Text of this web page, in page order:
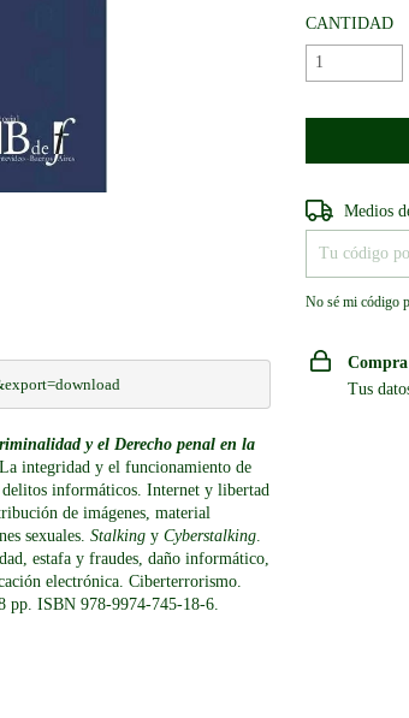
y el Derecho penal en la
La integridad y el funcionamiento de
delitos informáticos. Internet y libertad
de imágenes, material
sexuales. Stalking y Cyberstalking.
estafa y fraudes, daño informático,
electrónica. Ciberterrorismo.
pp. ISBN 978-9974-745-18-6.
CANTIDAD
Entregas para
Medios
No sé mi código
Tus